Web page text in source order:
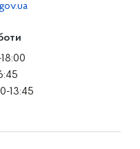
13:45